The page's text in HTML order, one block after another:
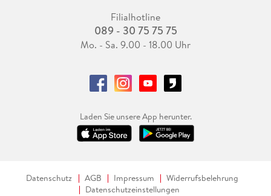
Filialhotline
089 - 30 75 75 75
Mo. - Sa. 9.00 - 18.00 Uhr
Laden Sie unsere App herunter.
Datenschutz AGB Impressum
Widerrufsbelehrung
Datenschutzeinstellungen